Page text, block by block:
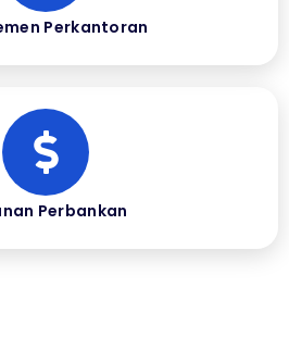
Perkantoran
Perbankan